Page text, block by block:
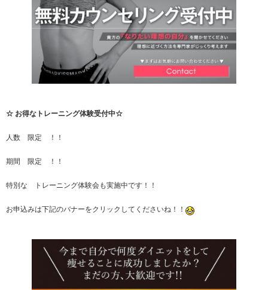
☆ お得なトレーニング体験受付中☆
人数 限定 ！！
期間 限定 ！！
特別な トレーニング体験会も実施中です！！
お申込みは下記のバナーをクリックしてくださいね！！